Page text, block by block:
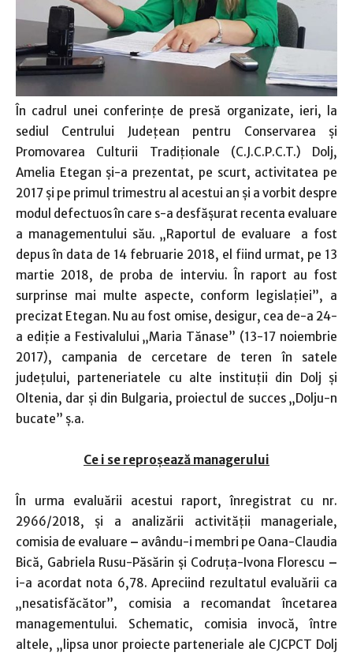
În cadrul unei conferinţe de presă organizate, ieri, la
sediul Centrului Judeţean pentru Conservarea şi
Promovarea Culturii Tradiţionale (C.J.C.P.C.T.) Dolj,
Amelia Etegan şi-a prezentat, pe scurt, activitatea pe
2017 şi pe primul trimestru al acestui an şi a vorbit despre
modul defectuos în care s-a desfăşurat recenta evaluare
a managementului său. „Raportul de evaluare a fost
depus în data de 14 februarie 2018, el fiind urmat, pe 13
martie 2018, de proba de interviu. În raport au fost
surprinse mai multe aspecte, conform legislaţiei”, a
precizat Etegan. Nu au fost omise, desigur, cea de-a 24-
a ediţie a Festivalului „Maria Tănase” (13-17 noiembrie
2017), campania de cercetare de teren în satele
judeţului, parteneriatele cu alte instituţii din Dolj şi
Oltenia, dar şi din Bulgaria, proiectul de succes „Dolju-n
bucate” ş.a.
Ce i se reproşează managerului
În urma evaluării acestui raport, înregistrat cu nr.
2966/2018, şi a analizării activităţii manageriale,
comisia de evaluare – avându-i membri pe Oana-Claudia
Bică, Gabriela Rusu-Păsărin şi Codruţa-Ivona Florescu –
i-a acordat nota 6,78. Apreciind rezultatul evaluării ca
„nesatisfăcător”, comisia a recomandat încetarea
managementului. Schematic, comisia invocă, între
altele, „lipsa unor proiecte parteneriale ale CJCPCT Dolj